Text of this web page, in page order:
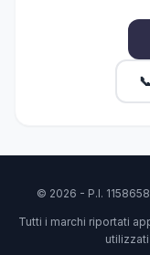
© 2026 - P.I.
Tutti i marchi riportati